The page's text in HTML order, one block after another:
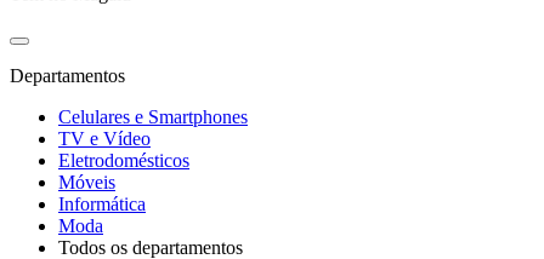
Departamentos
Celulares e Smartphones
TV e Vídeo
Eletrodomésticos
Móveis
Informática
Moda
Todos os departamentos